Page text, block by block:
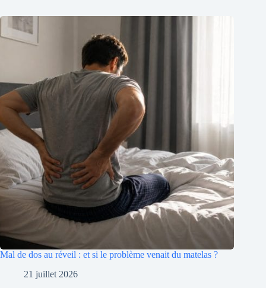
Mal de dos au réveil : et si le problème venait du matelas ?
21 juillet 2026